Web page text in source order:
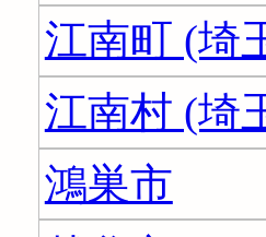
江南町 (埼
江南村 (埼
鴻巣市